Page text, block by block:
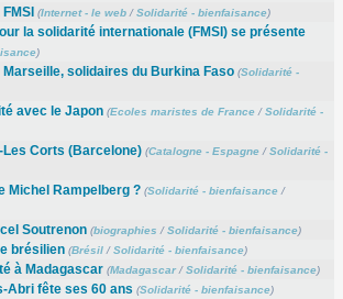
(Internet - le web/Solidarité - bienfaisance)
la solidarité internationale (FMSI) se présente
)
solidaires du Burkina Faso (Solidarité -
avec le Japon (Ecoles maristes de France/Solidarité -
Corts (Barcelone) (Catalogne - Espagne/Solidarité -
Michel Rampelberg ? (Solidarité - bienfaisance/
Soutrenon (biographies /Solidarité - bienfaisance)
brésilien (Brésil/Solidarité - bienfaisance)
à Madagascar (Madagascar/Solidarité - bienfaisance)
Abri fête ses 60 ans (Solidarité - bienfaisance)